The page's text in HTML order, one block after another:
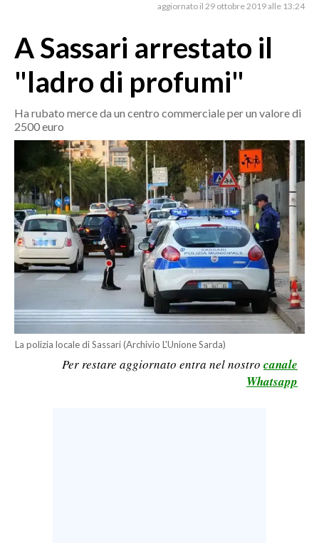
SASSARI E PROVINCIA
GALLURA
OGLIASTRA
AGENDA
CRONACA
ITALIA
MONDO
POLITICA
SERVIZI ALLE IMPRESE
LAVORO
aggiornato il 29 ottobre 2019 alle 13:24
A Sassari arrestato il
"ladro di profumi"
Ha rubato merce da un centro commerciale per un valore di
2500 euro
La polizia locale di Sassari (Archivio L'Unione Sarda)
Per restare aggiornato entra nel nostro canale
Whatsapp